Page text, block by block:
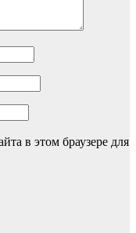
в этом браузере для